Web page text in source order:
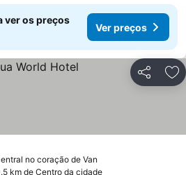
ver os preços
Ver preços
Partilhar
no coração de Van
km de Centro da cidade